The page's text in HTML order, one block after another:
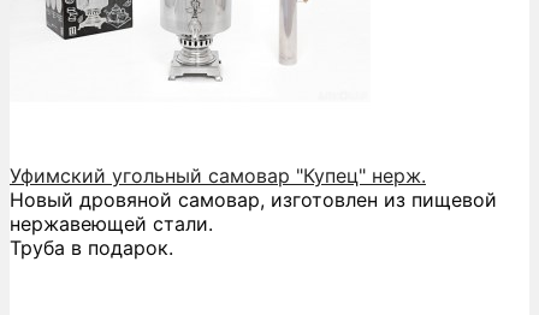
Уфимский угольный самовар "Купец" нерж.
Новый дровяной самовар, изготовлен из пищевой
нержавеющей стали.
Труба в подарок.